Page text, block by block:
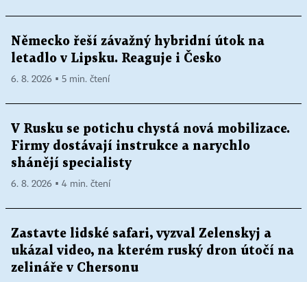
Německo řeší závažný hybridní útok na
letadlo v Lipsku. Reaguje i Česko
6. 8. 2026 ▪ 5 min. čtení
V Rusku se potichu chystá nová mobilizace.
Firmy dostávají instrukce a narychlo
shánějí specialisty
6. 8. 2026 ▪ 4 min. čtení
Zastavte lidské safari, vyzval Zelenskyj a
ukázal video, na kterém ruský dron útočí na
zelináře v Chersonu